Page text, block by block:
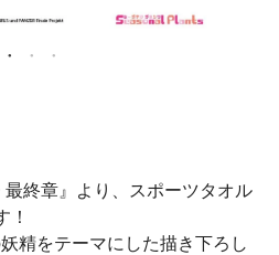
最終章』より、スポーツタオル
！
精をテーマにした描き下ろし